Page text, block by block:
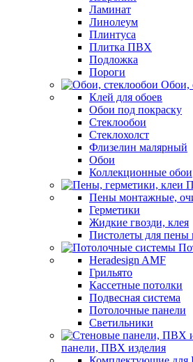
Ламинат
Линолеум
Плинтуса
Плитка ПВХ
Подложка
Пороги
Обои,
Клей для обоев
Обои под покраску
Стеклообои
Стеклохолст
Флизелин малярный
Обои
Коллекционные обои
Пены монтажные,
Герметики
Жидкие гвозди, клея
Пистолеты для пены
Heradesign AMF
Грильято
Кассетные потолки
Подвесная система
Потолочные панели
Светильники
панели, ПВХ изделия